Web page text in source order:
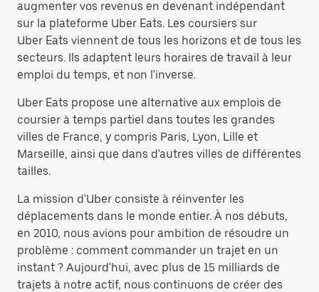
augmenter vos revenus en devenant indépendant
sur la plateforme Uber Eats. Les coursiers sur
Uber Eats viennent de tous les horizons et de tous les
secteurs. Ils adaptent leurs horaires de travail à leur
emploi du temps, et non l'inverse.
Uber Eats propose une alternative aux emplois de
coursier à temps partiel dans toutes les grandes
villes de France, y compris Paris, Lyon, Lille et
Marseille, ainsi que dans d'autres villes de différentes
tailles.
La mission d'Uber consiste à réinventer les
déplacements dans le monde entier. À nos débuts,
en 2010, nous avions pour ambition de résoudre un
problème : comment commander un trajet en un
instant ? Aujourd'hui, avec plus de 15 milliards de
trajets à notre actif, nous continuons de créer des